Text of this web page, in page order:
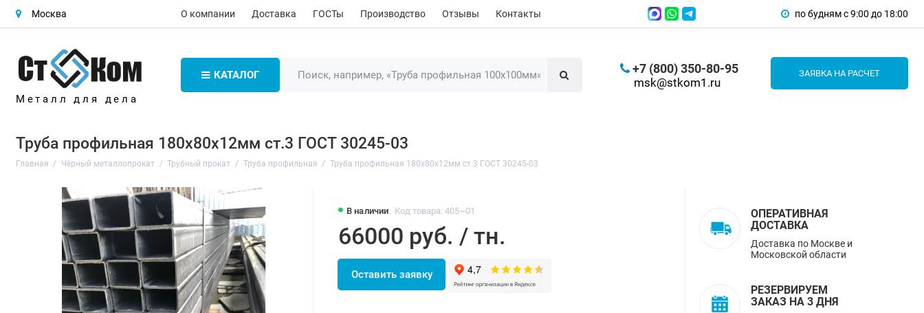
Москва О компании Доставка ГОСТы Производство Отзывы Контакты по будням с 9:00 до 18:00
Металл для дела
КАТАЛОГ +7 (800) 350-80-95
msk@stkom1.ru
ЗАЯВКА НА РАСЧЕТ
Труба профильная 180х80х12мм ст.3 ГОСТ 30245-03
Главная Чёрный металлопрокат Трубный прокат Труба профильная Труба профильная 180х80х12мм ст.3 ГОСТ 30245-03
В наличии Код товара: 405~01
66000 руб. / тн.
Оставить заявку
ОПЕРАТИВНАЯ
ДОСТАВКА
Доставка по Москве и
Московской области
РЕЗЕРВИРУЕМ
ЗАКАЗ НА 3 ДНЯ